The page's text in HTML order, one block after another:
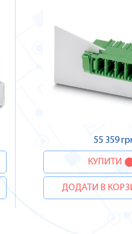
55 359
КУПИТИ
ДОДАТИ В